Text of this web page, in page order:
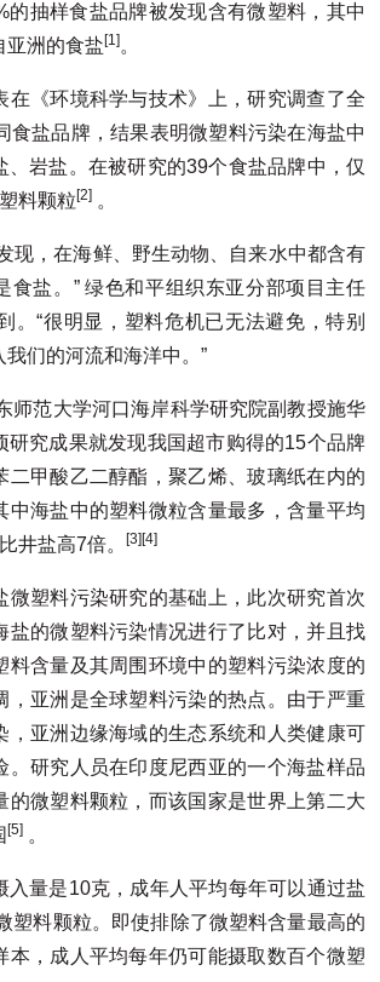
的抽样食盐品牌被发现含有微塑料，其中
亚洲的食盐 [1] 。
在《环境科学与技术》上，研究调查了全
食盐品牌，结果表明微塑料污染在海盐中
、岩盐。在被研究的39个食盐品牌中，仅
料颗粒 [2] 。
现，在海鲜、野生动物、自来水中都含有
食盐。” 绿色和平组织东亚分部项目主任
。“很明显，塑料危机已无法避免，特别
们的河流和海洋中。”
师范大学河口海岸科学研究院副教授施华
研究成果就发现我国超市购得的15个品牌
二甲酸乙二醇酯，聚乙烯、玻璃纸在内的
中海盐中的塑料微粒含量最多，含量平均
井盐高7倍。
[3][4]
微塑料污染研究的基础上，此次研究首次
盐的微塑料污染情况进行了比对，并且找
料含量及其周围环境中的塑料污染浓度的
，亚洲是全球塑料污染的热点。由于严重
，亚洲边缘海域的生态系统和人类健康可
。研究人员在印度尼西亚的一个海盐样品
的微塑料颗粒，而该国家是世界上第二大
[5] 。
入量是10克，成年人平均每年可以通过盐
塑料颗粒。即使排除了微塑料含量最高的
本，成人平均每年仍可能摄取数百个微塑